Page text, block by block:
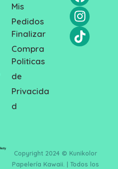
Mis
Pedidos
Finalizar
Compra
Politicas
de
Privacida
d
Copyright 2024 © Kunikolor
Papelería Kawaii. | Todos los